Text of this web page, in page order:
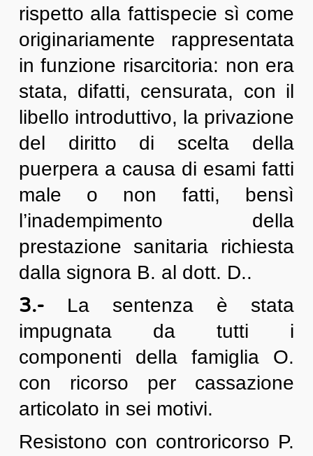
rispetto alla fattispecie sì come
originariamente rappresentata
in funzione risarcitoria: non era
stata, difatti, censurata, con il
libello introduttivo, la privazione
del diritto di scelta della
puerpera a causa di esami fatti
male o non fatti, bensì
l’inadempimento della
prestazione sanitaria richiesta
dalla signora B. al dott. D..
3.-La sentenza è stata
impugnata da tutti i
componenti della famiglia O.
con ricorso per cassazione
articolato in sei motivi.
Resistono con controricorso P.